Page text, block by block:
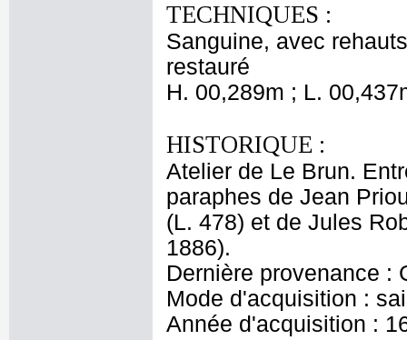
TECHNIQUES :
Sanguine, avec
restauré
H. 00,289m ; L.
HISTORIQUE :
Atelier de Le Brun.
paraphes de Jean
(L. 478) et de Jules
1886).
Dernière provenance :
Mode d'acquisition :
Année d'acquisition :